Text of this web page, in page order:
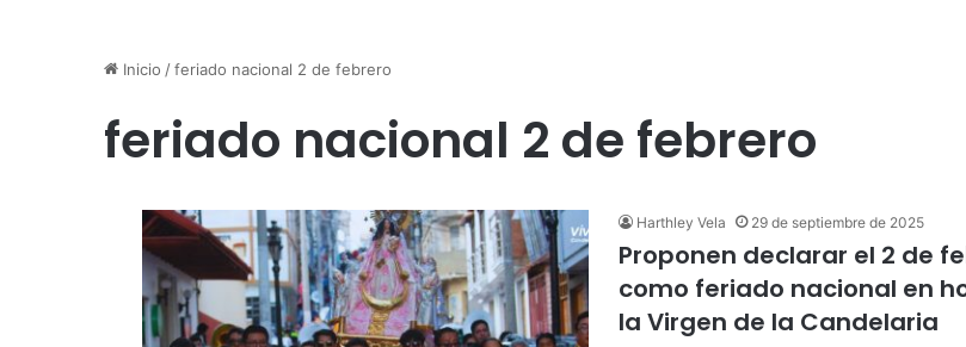
Inicio /feriado nacional 2 de febrero
feriado nacional 2 de febrero
Harthley Vela 29 de septiembre de 2025
Proponen declarar el 2 de
como feriado nacional en
la Virgen de la Candelaria